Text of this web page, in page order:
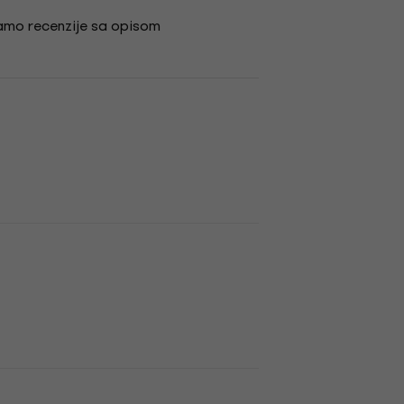
recenzije sa opisom